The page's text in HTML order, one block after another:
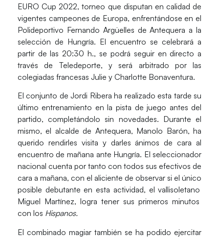
EURO Cup 2022, torneo que disputan en calidad de
vigentes campeones de Europa, enfrentándose en el
Polideportivo Fernando Argüelles deAntequera a la
selección de Hungría. El encuentro se celebrará a
partir de las 20:30 h., se podrá seguir en directo a
través de Teledeporte, y será arbitrado por las
colegiadas francesas Julie y Charlotte Bonaventura.
El conjunto de Jordi Ribera ha realizado esta tarde su
último entrenamiento en la pista de juego antes del
partido, completándolo sin novedades. Durante el
mismo, el alcalde de Antequera, Manolo Barón, ha
querido rendirles visita y darles ánimosde cara al
encuentro de mañana ante Hungría. El seleccionador
nacional cuenta por tanto con todos sus efectivos de
cara a mañana, con el aliciente de observar si el único
posible debutante en esta actividad, el vallisoletano
Miguel Martínez, logra tener sus primeros minutos
con los Hispanos.
El combinado magiar también se ha podido ejercitar